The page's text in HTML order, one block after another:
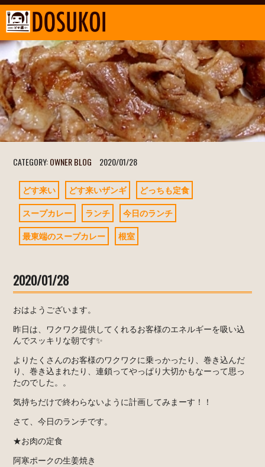
CATEGORY:OWNER BLOG 2020/01/28
どす来い どす来いザンギ
どっちも定食
スープカレー
ランチ
今日のランチ
最東端のスープカレー
根室
2020/01/28
おはようございます。
昨日は、ワクワク提供してくれるお客様のエネルギーを吸い込
んでスッキリな朝です✨
よりたくさんのお客様のワクワクに乗っかったり、巻き込んだ
り、巻き込まれたり、連鎖ってやっぱり大切かもなーって思っ
たのでした。。
気持ちだけで終わらないように計画してみまーす！！
さて、今日のランチです。
★お肉の定食
阿寒ポークの生姜焼き